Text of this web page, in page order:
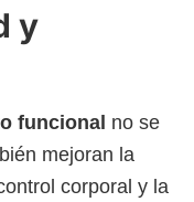
y
funcional no se
mejoran la
corporal y la